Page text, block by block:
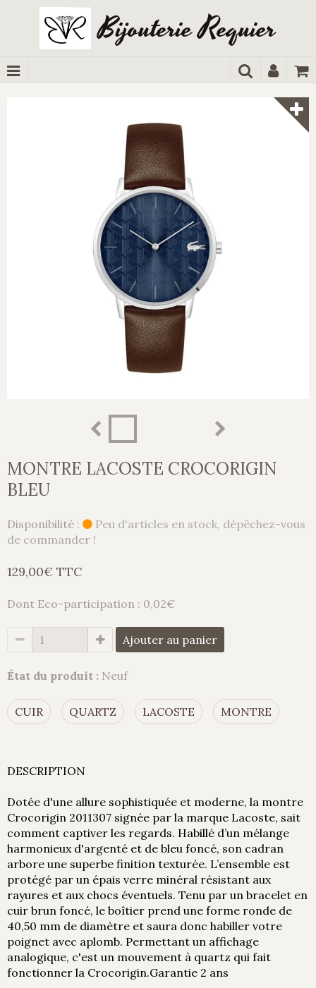
Bijouterie Requier
MONTRE LACOSTE CROCORIGIN
BLEU
Disponibilité :
Peu d'articles en stock, dépêchez-vous
de commander !
129,00€ TTC
Dont Eco-participation : 0,02€
Ajouter au panier
État du produit : Neuf
CUIR QUARTZ LACOSTE MONTRE
DESCRIPTION
Dotée d'une allure sophistiquée et moderne, la montre
Crocorigin 2011307 signée par la marque Lacoste, sait
comment captiver les regards. Habillé d’un mélange
harmonieux d'argenté et de bleu foncé, son cadran
arbore une superbe finition texturée. L’ensemble est
protégé par un épais verre minéral résistant aux
rayures et aux chocs éventuels. Tenu par un bracelet en
cuir brun foncé, le boîtier prend une forme ronde de
40,50 mm de diamètre et saura donc habiller votre
poignet avec aplomb. Permettant un affichage
analogique, c'est un mouvement à quartz qui fait
fonctionner la Crocorigin.Garantie 2 ans